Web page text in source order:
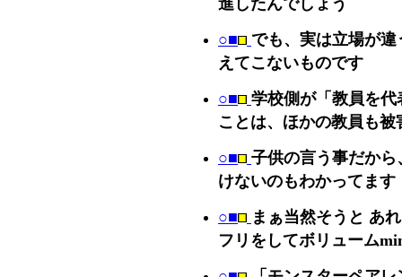
○■ でも、実は立場が
えてこないものです
○■ 学校側が「教員を
ことは、ほかの教員も
○■ 子供の言う事だか
けないのもわかってます
○■ まぁ当然そうと あ
フリをしてボリューム